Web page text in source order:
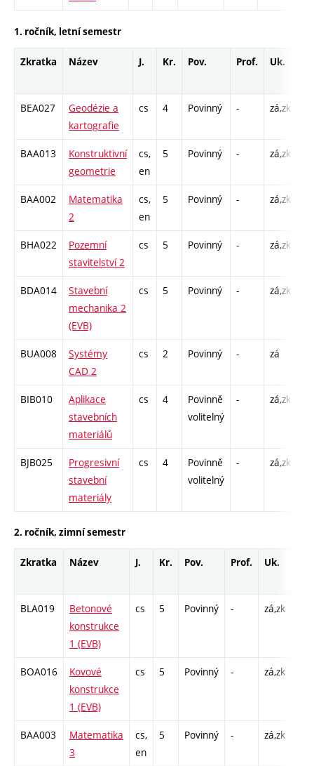
1. ročník, letní semestr
Zkratka Název J. Kr. Pov. Prof. Uk.
BEA027
Geodézie a
kartografie
cs 4 Povinný - zá,zk
BAA013
Konstruktivní
geometrie
cs,
en
5 Povinný - zá,zk
BAA002
Matematika
2
cs,
en
5 Povinný - zá,zk
BHA022
Pozemní
stavitelství 2
cs 5 Povinný - zá,zk
BDA014
Stavební
mechanika 2
(EVB)
cs 5 Povinný - zá,zk
BUA008
Systémy
CAD 2
cs 2 Povinný - zá
BIB010
Aplikace
stavebních
materiálů
cs 4
Povinně
volitelný
- zá,zk
BJB025
Progresivní
stavební
materiály
cs 4
Povinně
volitelný
- zá,zk
2. ročník, zimní semestr
Zkratka Název J. Kr. Pov. Prof. Uk.
BLA019
Betonové
konstrukce
1 (EVB)
cs 5 Povinný - zá,zk
BOA016
Kovové
konstrukce
1 (EVB)
cs 5 Povinný - zá,zk
BAA003
Matematika
3
cs,
en
5 Povinný - zá,zk